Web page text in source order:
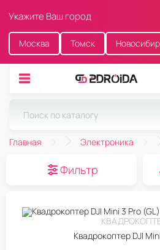
Укажите Ваш город
Москва Томск
Главная Электроника
Фильтр
Квадрокоптер DJI